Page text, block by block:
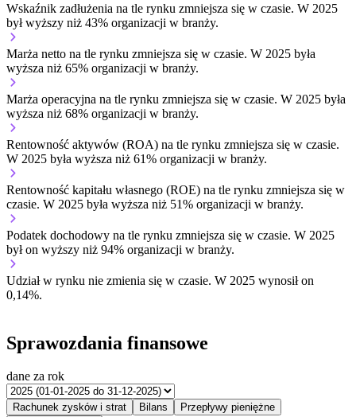
Wskaźnik zadłużenia na tle rynku zmniejsza się w czasie. W 2025
był wyższy niż 43% organizacji w branży.
Marża netto na tle rynku zmniejsza się w czasie. W 2025 była
wyższa niż 65% organizacji w branży.
Marża operacyjna na tle rynku zmniejsza się w czasie. W 2025 była
wyższa niż 68% organizacji w branży.
Rentowność aktywów (ROA) na tle rynku zmniejsza się w czasie.
W 2025 była wyższa niż 61% organizacji w branży.
Rentowność kapitału własnego (ROE) na tle rynku zmniejsza się w
czasie. W 2025 była wyższa niż 51% organizacji w branży.
Podatek dochodowy na tle rynku zmniejsza się w czasie. W 2025
był on wyższy niż 94% organizacji w branży.
Udział w rynku nie zmienia się w czasie. W 2025 wynosił on
0,14%.
Sprawozdania finansowe
dane za rok
Rachunek zysków i strat Bilans
Przepływy pieniężne